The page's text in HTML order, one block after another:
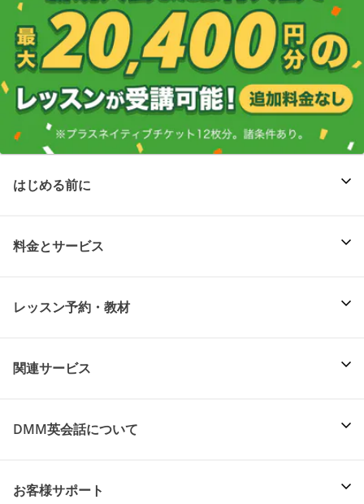
はじめる前に
料金とサービス
レッスン予約・教材
関連サービス
DMM英会話について
お客様サポート